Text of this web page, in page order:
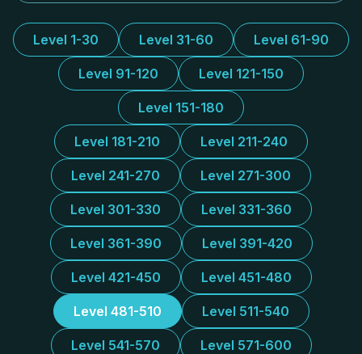
Level 1-30 Level 31-60 Level 61-90
Level 91-120 Level 121-150
Level 151-180
Level 181-210 Level 211-240
Level 241-270 Level 271-300
Level 301-330 Level 331-360
Level 361-390 Level 391-420
Level 421-450 Level 451-480
Level 481-510 Level 511-540
Level 541-570 Level 571-600